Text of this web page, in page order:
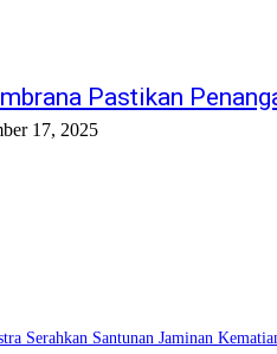
Pastikan
17, 2025
Serahkan Santunan Jaminan